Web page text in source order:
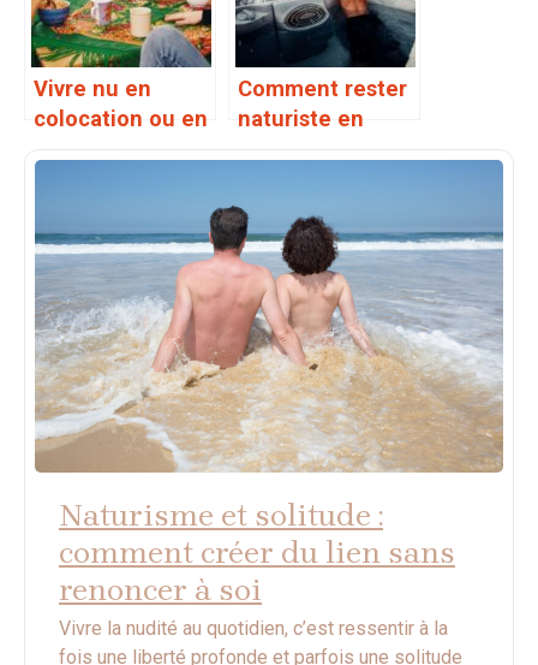
Vivre nu en
colocation ou en
famille : mode
Comment rester
naturiste en
hiver : astuces et
utiles
Naturisme et solitude :
comment créer du lien sans
renoncer à soi
Vivre la nudité au quotidien, c’est ressentir à la
fois une liberté profonde et parfois une solitude